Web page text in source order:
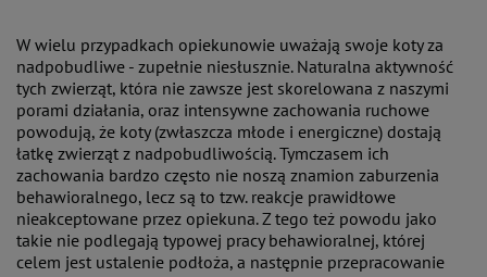
W wielu przypadkach opiekunowie uważają swoje koty za
nadpobudliwe - zupełnie niesłusznie. Naturalna aktywność
tych zwierząt, która nie zawsze jest skorelowana z naszymi
porami działania, oraz intensywne zachowania ruchowe
powodują, że koty (zwłaszcza młode i energiczne) dostają
łatkę zwierząt z nadpobudliwością. Tymczasem ich
zachowania bardzo często nie noszą znamion zaburzenia
behawioralnego, lecz są to tzw. reakcje prawidłowe
nieakceptowane przez opiekuna. Z tego też powodu jako
takie nie podlegają typowej pracy behawioralnej, której
celem jest ustalenie podłoża, a następnie przepracowanie